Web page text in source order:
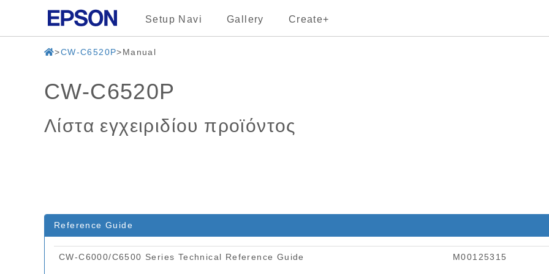
Setup Navi Gallery Create+
CW-C6520P Manual
CW-C6520P
Λίστα εγχειριδίου προϊόντος